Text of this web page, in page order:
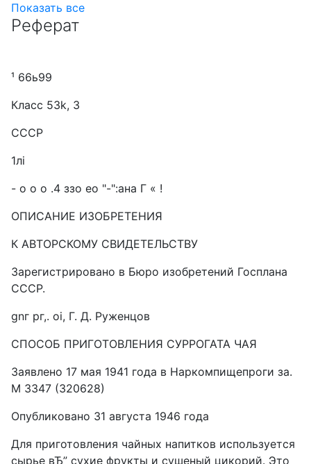
Показать все
Реферат
¹ 66ь99
Класс 53k, 3
СССР
1лi
- о о о .4 ззо ео "-":ана Г « !
ОПИСАНИЕ ИЗОБРЕТЕНИЯ
К АВТОРСКОМУ СВИДЕТЕЛЬСТВУ
Зарегистрировано в Бюро изобретений Госплана
СССР.
gnг рг,. оi, Г. Д. Руженцов
СПОСОБ ПРИГОТОВЛЕНИЯ СУРРОГАТА ЧАЯ
Заявлено 17 мая 1941 года в Наркомпищепроги за.
М 3347 (320628)
Опубликовано 31 августа 1946 года
Для приготовления чайных напитков используется
сырье вЂ” сухие фрукты и сушеный цикорий. Это